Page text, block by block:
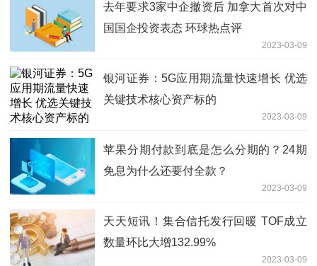
去年要求3家中企撤资后 加拿大首次对中
国国企投资表态 环球热点评
2023-03-09
银河证券：5G应用期流量快速增长 优选
关键技术核心资产标的
2023-03-09
苹果分期付款到底是怎么分期的？24期
免息为什么还要付全款？
2023-03-09
天天短讯！集合信托发行回暖 TOF成立
数量环比大增132.99%
2023-03-09